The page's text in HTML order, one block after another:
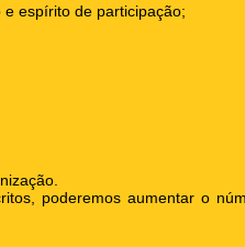
espírito de participação;
poderemos aumentar o